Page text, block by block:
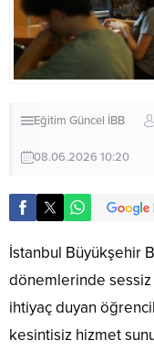
Eğitim Güncel İBB
08.06.2026 10:20
İstanbul Büyükşehir
dönemlerinde sessiz
ihtiyaç duyan
kesintisiz hizmet